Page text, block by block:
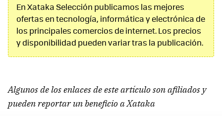
En Xataka Selección publicamos las mejores
ofertas en tecnología, informática y electrónica de
los principales comercios de internet. Los precios
y disponibilidad pueden variar tras la publicación.
Algunos de los enlaces de este artículo son afiliados y
pueden reportar un beneficio a Xataka